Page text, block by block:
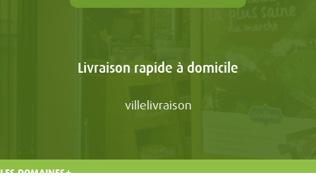
Livraison rapide à domicile
villelivraison
LES DOMAINES